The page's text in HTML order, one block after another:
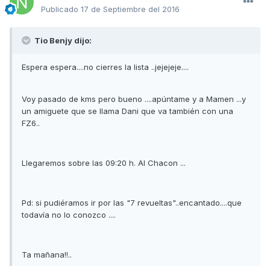
Publicado 17 de Septiembre del 2016
Tio Benjy dijo:
Espera espera....no cierres la lista ..jejejeje....
Voy pasado de kms pero bueno ....apúntame y a Mamen ...y
un amiguete que se llama Dani que va también con una
FZ6..
Llegaremos sobre las 09:20 h. Al Chacon ...
Pd: si pudiéramos ir por las "7 revueltas"..encantado....que
todavía no lo conozco ....
Ta mañana!!..